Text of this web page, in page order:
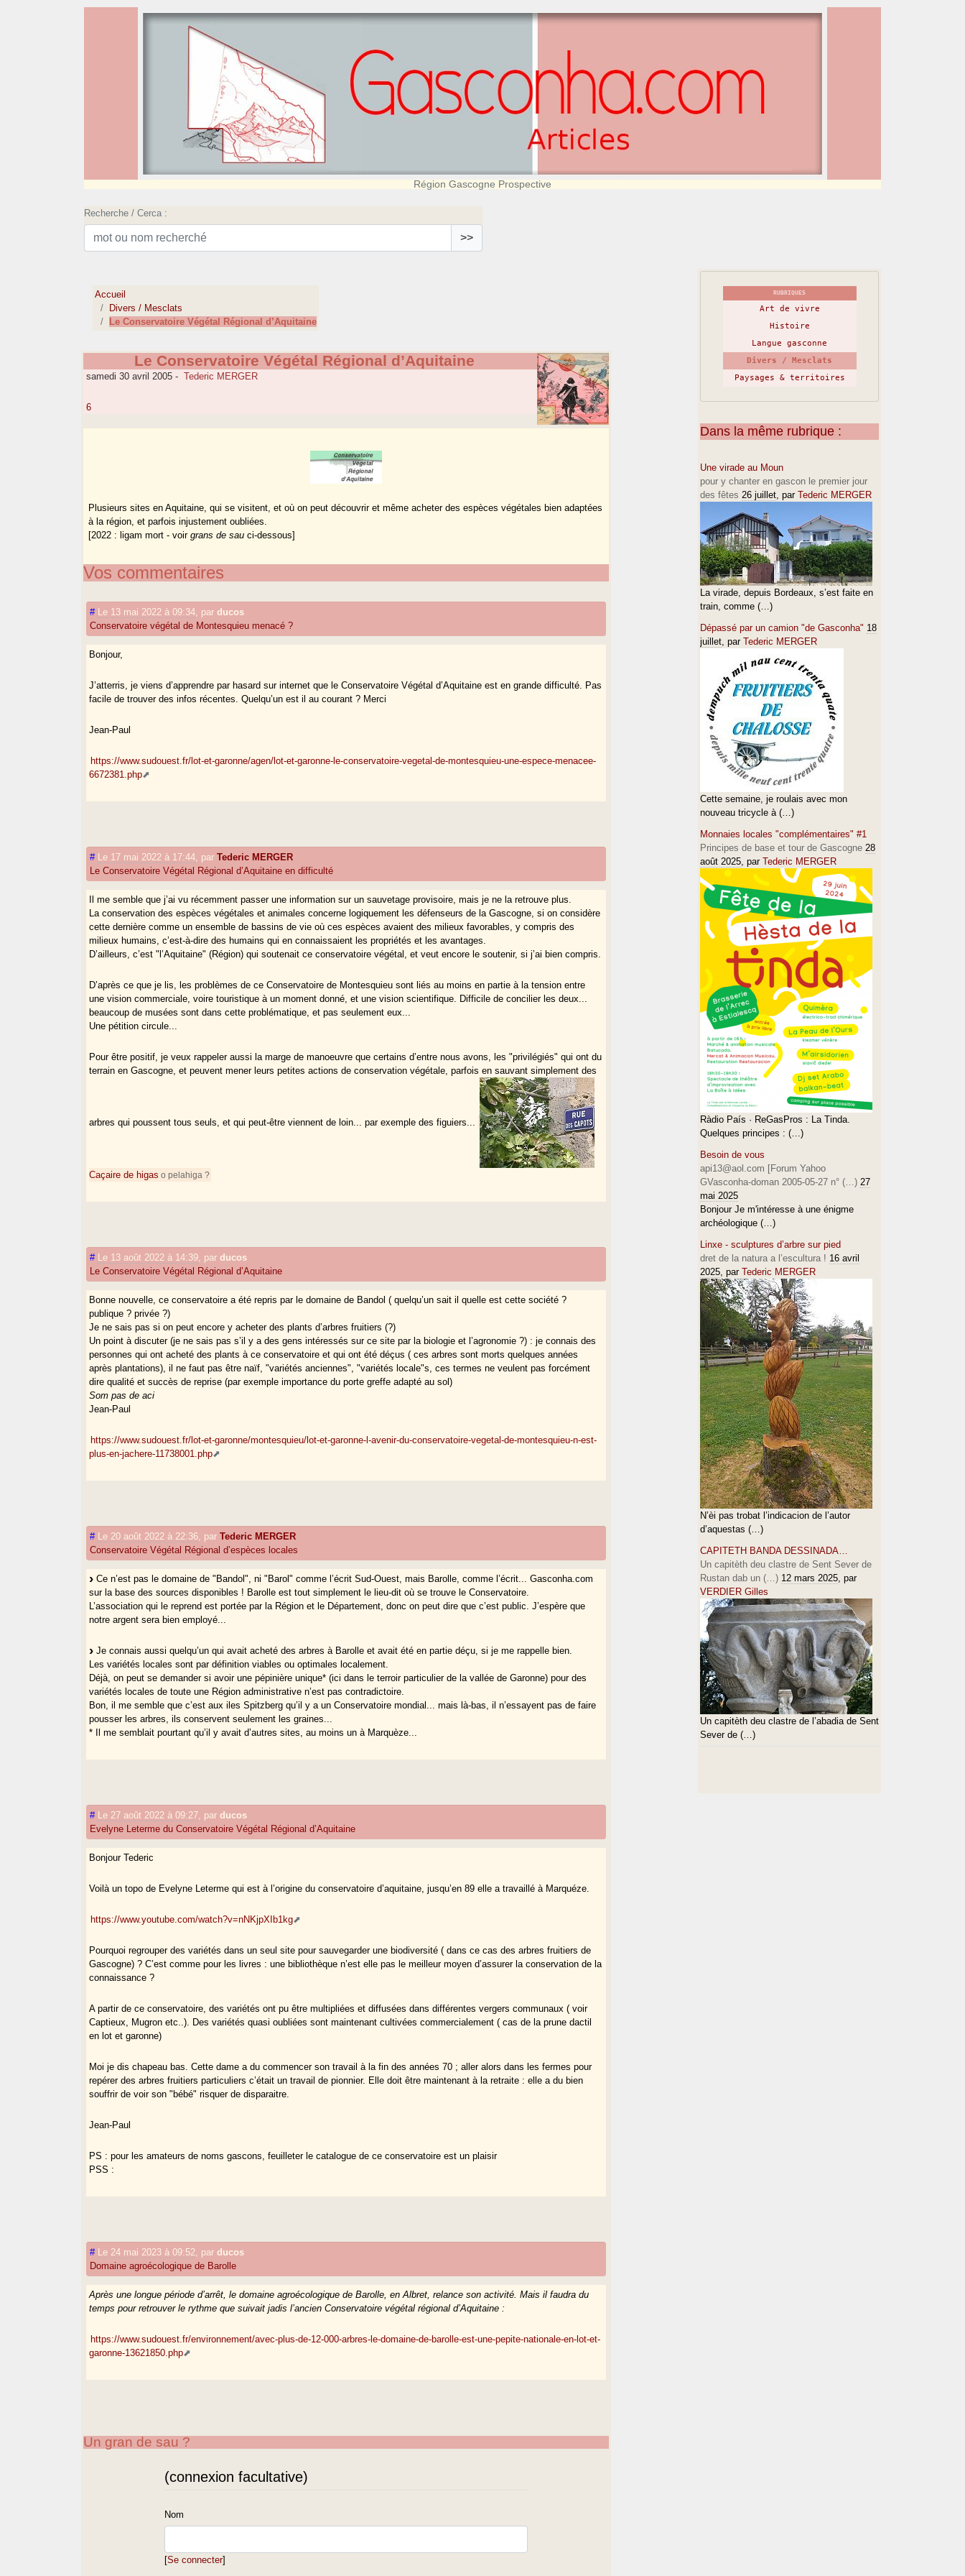
Région Gascogne Prospective
Recherche / Cerca :
>>
Accueil
Divers / Mesclats
Le Conservatoire Végétal Régional d’Aquitaine
Le Conservatoire Végétal Régional d’Aquitaine
samedi 30 avril 2005 - Tederic MERGER
6
Plusieurs sites en Aquitaine, qui se visitent, et où on peut découvrir et même acheter des espèces végétales bien adaptées
à la région, et parfois injustement oubliées.
[2022 : ligam mort - voirgrans de sau ci-dessous]
Vos commentaires
# Le 13 mai 2022 à 09:34 parducos
Conservatoire végétal de Montesquieu menacé ?
Bonjour,
J’atterris, je viens d’apprendre par hasard sur internet que le Conservatoire Végétal d’Aquitaine est en grande difficulté. Pas
facile de trouver des infos récentes. Quelqu’un est il au courant ? Merci
Jean-Paul
https://www.sudouest.fr/lot-et-garonne/agen/lot-et-garonne-le-conservatoire-vegetal-de-montesquieu-une-espece-menacee-
6672381.php
# Le 17 mai 2022 à 17:44 parTederic MERGER
Le Conservatoire Végétal Régional d’Aquitaine en difficulté
Il me semble que j’ai vu récemment passer une information sur un sauvetage provisoire, mais je ne la retrouve plus.
La conservation des espèces végétales et animales concerne logiquement les défenseurs de la Gascogne, si on considère
cette dernière comme un ensemble de bassins de vie où ces espèces avaient des milieux favorables, y compris des
milieux humains, c’est-à-dire des humains qui en connaissaient les propriétés et les avantages.
D’ailleurs, c’est "l’Aquitaine" (Région) qui soutenait ce conservatoire végétal, et veut encore le soutenir, si j’ai bien compris.
D’après ce que je lis, les problèmes de ce Conservatoire de Montesquieu sont liés au moins en partie à la tension entre
une vision commerciale, voire touristique à un moment donné, et une vision scientifique. Difficile de concilier les deux...
beaucoup de musées sont dans cette problématique, et pas seulement eux...
Une pétition circule...
Pour être positif, je veux rappeler aussi la marge de manoeuvre que certains d’entre nous avons, les "privilégiés" qui ont du
terrain en Gascogne, et peuvent mener leurs petites actions de conservation végétale, parfois en sauvant simplement des
arbres qui poussent tous seuls, et qui peut-être viennent de loin... par exemple des figuiers...
Caçaire de higas o pelahiga ?
# Le 13 août 2022 à 14:39 parducos
Le Conservatoire Végétal Régional d’Aquitaine
Bonne nouvelle, ce conservatoire a été repris par le domaine de Bandol ( quelqu’un sait il quelle est cette société ?
publique ? privée ?)
Je ne sais pas si on peut encore y acheter des plants d’arbres fruitiers (?)
Un point à discuter (je ne sais pas s’il y a des gens intéressés sur ce site par la biologie et l’agronomie ?) : je connais des
personnes qui ont acheté des plants à ce conservatoire et qui ont été déçus ( ces arbres sont morts quelques années
après plantations), il ne faut pas être naïf, "variétés anciennes", "variétés locale"s, ces termes ne veulent pas forcément
dire qualité et succès de reprise (par exemple importance du porte greffe adapté au sol)
Som pas de aci
Jean-Paul
https://www.sudouest.fr/lot-et-garonne/montesquieu/lot-et-garonne-l-avenir-du-conservatoire-vegetal-de-montesquieu-n-est-
plus-en-jachere-11738001.php
# Le 20 août 2022 à 22:36 parTederic MERGER
Conservatoire Végétal Régional d’espèces locales
Ce n’est pas le domaine de "Bandol", ni "Barol" comme l’écrit Sud-Ouest, mais Barolle, comme l’écrit... Gasconha.com
sur la base des sources disponibles ! Barolle est tout simplement le lieu-dit où se trouve le Conservatoire.
L’association qui le reprend est portée par la Région et le Département, donc on peut dire que c’est public. J’espère que
notre argent sera bien employé...
Je connais aussi quelqu’un qui avait acheté des arbres à Barolle et avait été en partie déçu, si je me rappelle bien.
Les variétés locales sont par définition viables ou optimales localement.
Déjà, on peut se demander si avoir une pépinière unique* (ici dans le terroir particulier de la vallée de Garonne) pour des
variétés locales de toute une Région administrative n’est pas contradictoire.
Bon, il me semble que c’est aux iles Spitzberg qu’il y a un Conservatoire mondial... mais là-bas, il n’essayent pas de faire
pousser les arbres, ils conservent seulement les graines...
* Il me semblait pourtant qu’il y avait d’autres sites, au moins un à Marquèze...
# Le 27 août 2022 à 09:27 parducos
Evelyne Leterme du Conservatoire Végétal Régional d’Aquitaine
Bonjour Tederic
Voilà un topo de Evelyne Leterme qui est à l’origine du conservatoire d’aquitaine, jusqu’en 89 elle a travaillé à Marquéze.
https://www.youtube.com/watch?v=nNKjpXIb1kg
Pourquoi regrouper des variétés dans un seul site pour sauvegarder une biodiversité ( dans ce cas des arbres fruitiers de
Gascogne) ? C’est comme pour les livres : une bibliothèque n’est elle pas le meilleur moyen d’assurer la conservation de la
connaissance ?
A partir de ce conservatoire, des variétés ont pu être multipliées et diffusées dans différentes vergers communaux ( voir
Captieux, Mugron etc..). Des variétés quasi oubliées sont maintenant cultivées commercialement ( cas de la prune dactil
en lot et garonne)
Moi je dis chapeau bas. Cette dame a du commencer son travail à la fin des années 70 ; aller alors dans les fermes pour
repérer des arbres fruitiers particuliers c’était un travail de pionnier. Elle doit être maintenant à la retraite : elle a du bien
souffrir de voir son "bébé" risquer de disparaitre.
Jean-Paul
PS : pour les amateurs de noms gascons, feuilleter le catalogue de ce conservatoire est un plaisir
PSS :
# Le 24 mai 2023 à 09:52 parducos
Domaine agroécologique de Barolle
Après une longue période d’arrêt, le domaine agroécologique de Barolle, en Albret, relance son activité. Mais il faudra du
temps pour retrouver le rythme que suivait jadis l’ancien Conservatoire végétal régional d’Aquitaine :
https://www.sudouest.fr/environnement/avec-plus-de-12-000-arbres-le-domaine-de-barolle-est-une-pepite-nationale-en-lot-et-
garonne-13621850.php
Un gran de sau ?
(connexion facultative)
Nom
[Se connecter]
RUBRIQUES
Art de vivre
Histoire
Langue gasconne
Divers / Mesclats
Paysages & territoires
Dans la même rubrique :
Une virade au Moun
pour y chanter en gascon le premier jour
des fêtes 26 juillet, par Tederic MERGER
La virade, depuis Bordeaux, s’est faite en
train, comme (…)
Dépassé par un camion "de Gasconha" 18
juillet, par Tederic MERGER
Cette semaine, je roulais avec mon
nouveau tricycle à (…)
Monnaies locales "complémentaires" #1
Principes de base et tour de Gascogne 28
août 2025, par Tederic MERGER
Ràdio País · ReGasPros : La Tinda.
Quelques principes : (…)
Besoin de vous
api13@aol.com [Forum Yahoo
GVasconha-doman 2005-05-27 n° (…) 27
mai 2025
Bonjour Je m'intéresse à une énigme
archéologique (…)
Linxe - sculptures d’arbre sur pied
dret de la natura a l’escultura ! 16 avril
2025, par Tederic MERGER
N’èi pas trobat l’indicacion de l’autor
d’aquestas (…)
CAPITETH BANDA DESSINADA…
Un capitèth deu clastre de Sent Sever de
Rustan dab un (…) 12 mars 2025, par
VERDIER Gilles
Un capitèth deu clastre de l’abadia de Sent
Sever de (…)